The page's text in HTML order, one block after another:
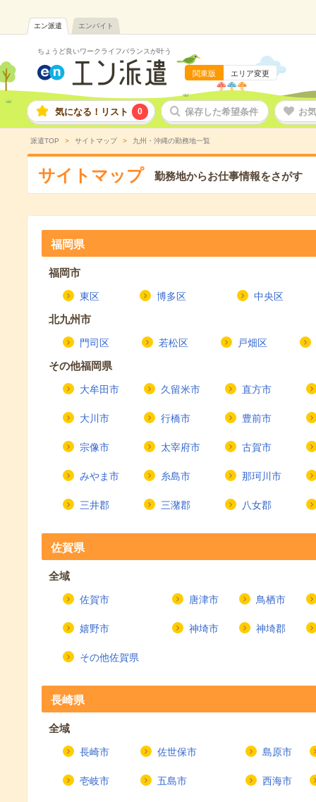
エン派遣 エンバイト
ちょうど良いワークライフバランスが叶う
関東版 エリア変更
気になる！リスト 0 保存した希望条件 お
派遣TOP サイトマップ 九州・沖縄の勤務地一覧
サイトマップ 勤務地からお仕事情報をさがす
福岡県
福岡市
東区 博多区 中央区
北九州市
門司区 若松区 戸畑区
その他福岡県
大牟田市 久留米市 直方市
大川市 行橋市 豊前市
宗像市 太宰府市 古賀市
みやま市 糸島市 那珂川市
三井郡 三潴郡 八女郡
佐賀県
全域
佐賀市 唐津市 鳥栖市
嬉野市 神埼市 神埼郡
その他佐賀県
長崎県
全域
長崎市 佐世保市 島原市
壱岐市 五島市 西海市